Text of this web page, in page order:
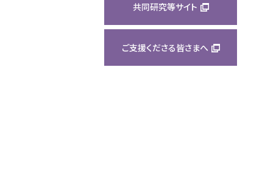
共同研究等サイト
ご支援くださる皆さまへ